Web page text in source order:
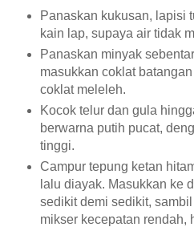
Panaskan kukusan, lapisi
kain lap, supaya air tidak
Panaskan minyak
masukkan coklat
coklat meleleh.
Kocok telur dan gula
berwarna putih pucat,
tinggi.
Campur tepung ketan
lalu diayak. Masukkan ke
sedikit demi sedikit,
mikser kecepatan rendah,